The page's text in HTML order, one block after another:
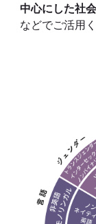
中心にした社
などでご活用く